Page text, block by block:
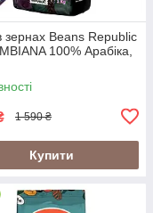
зернах Beans Republic
100% Арабіка,
1 590 ₴
Купити